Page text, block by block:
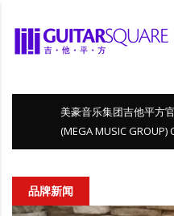
美豪音乐集团吉他平方
(MEGA MUSIC GROUP)
品牌新闻